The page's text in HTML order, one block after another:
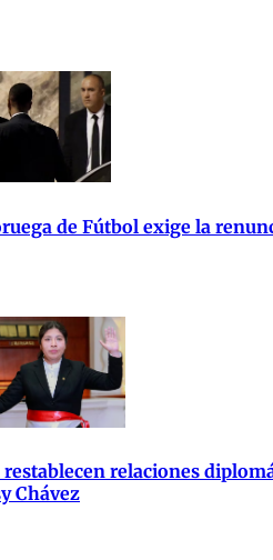
de Fútbol exige la
relaciones
Chávez